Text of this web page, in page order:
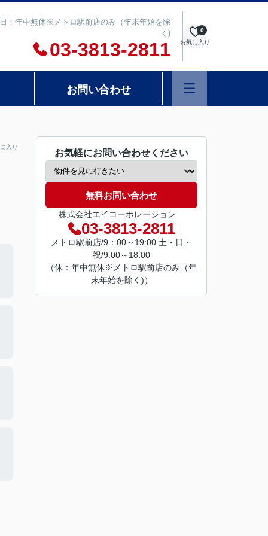
：年中無休※メトロ駅前店のみ（年末年始を除
く)
03-3813-2811 お気に入り
0
お問い合わせ
入り
お気軽にお問い合わせください
無料お問い合わせ
株式会社エイコーポレーション
03-3813-2811
メトロ駅前店/9：00～19:00 土・日・
祝/9:00～18:00
（休：年中無休※メトロ駅前店のみ（年
末年始を除く)）